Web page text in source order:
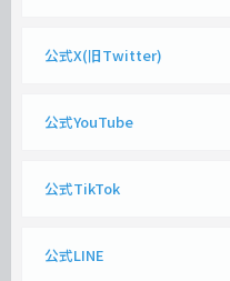
公式X(旧Twitter)
公式YouTube
公式TikTok
公式LINE